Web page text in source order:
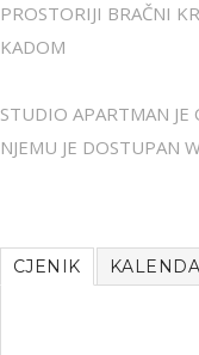
PROSTORIJI BRAČNI
KADOM
STUDIO APARTMAN JE
NJEMU JE DOSTUPAN
CJENIK